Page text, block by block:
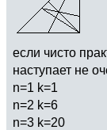
если чисто
наступает не
n=1 k=1
n=2 k=6
n=3 k=20